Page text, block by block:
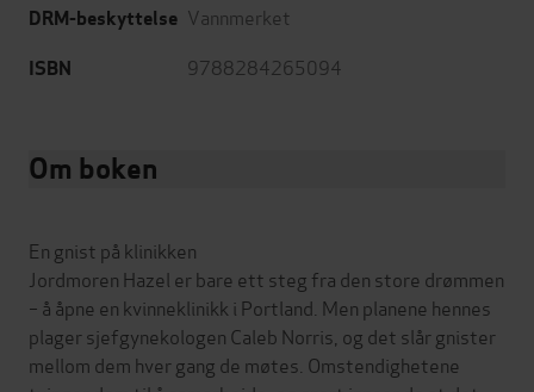
DRM-beskyttelse Vannmerket
ISBN 9788284265094
Om boken
En gnist på klinikken
Jordmoren Hazel er bare ett steg fra den store drømmen
– å åpne en kvinneklinikk i Portland. Men planene hennes
plager sjefgynekologen Caleb Norris, og det slår gnister
mellom dem hver gang de møtes. Omstendighetene